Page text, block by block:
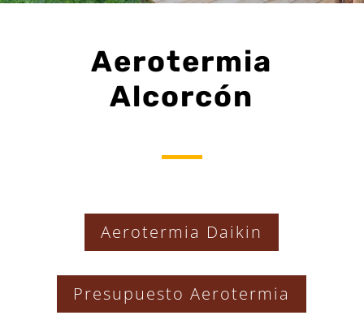
Aerotermia
Alcorcón
Aerotermia Daikin
Presupuesto Aerotermia